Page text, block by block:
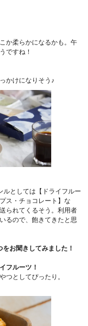
か柔らかになるかも。午
ですね！
かけになりそう♪
ルとしては【ドライフルー
ス・チョコレート】な
られてくるそう。利用者
るので、飽きてきたと思
お聞きしてみました！
フルーツ！
つとしてぴったり。